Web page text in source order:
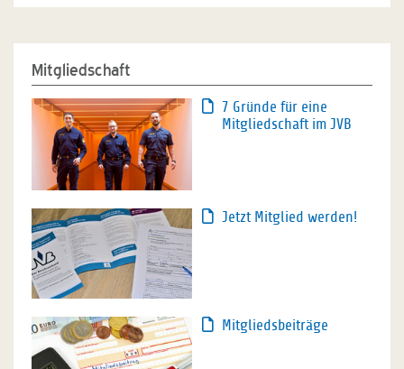
Mitgliedschaft
7 Gründe für eine
Mitgliedschaft im JVB
Jetzt Mitglied werden!
Mitgliedsbeiträge